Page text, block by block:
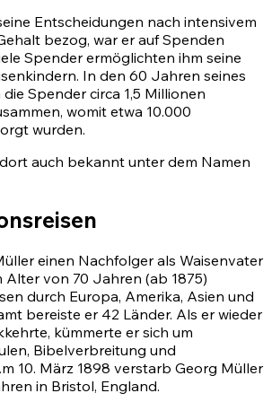
Entscheidungen nach intensivem
bezog, war er auf Spenden
Spender ermöglichten ihm seine
In den 60 Jahren seines
Spender circa 1,5 Millionen
womit etwa 10.000
wurden.
auch bekannt unter dem Namen
einen Nachfolger als Waisenvater
Alter von 70 Jahren (ab 1875)
durch Europa, Amerika, Asien und
bereiste er 42 Länder. Als er wieder
kümmerte er sich um
Bibelverbreitung und
10. März 1898 verstarb Georg Müller
in Bristol, England.